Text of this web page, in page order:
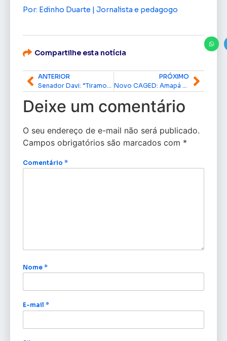
Por: Edinho Duarte | Jornalista e pedagogo
Compartilhe esta notícia
ANTERIOR
PRÓXIMO
Deixe um comentário
O seu endereço de e-mail não será publicado.
Campos obrigatórios são marcados com *
Comentário *
Nome *
E-mail *